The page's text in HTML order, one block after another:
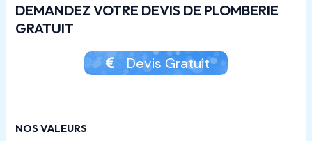
DEMANDEZ VOTRE DEVIS DE PLOMBERIE
GRATUIT
Devis Gratuit
NOS VALEURS